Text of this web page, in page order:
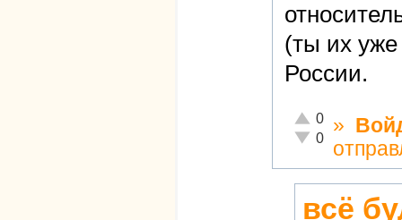
(ты их уже
России.
Отлично!
0
Неадекватно!
0
»
всё